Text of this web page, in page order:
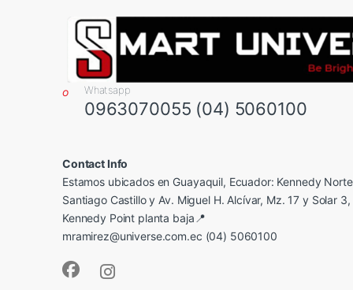
Whatsapp
0963070055 (04) 5060100
Contact Info
Estamos ubicados en Guayaquil, Ecuador: Kennedy
Santiago Castillo y Av. Miguel H. Alcívar, Mz. 17 y Solar
Kennedy Point planta baja📍
mramirez@universe.com.ec (04) 5060100